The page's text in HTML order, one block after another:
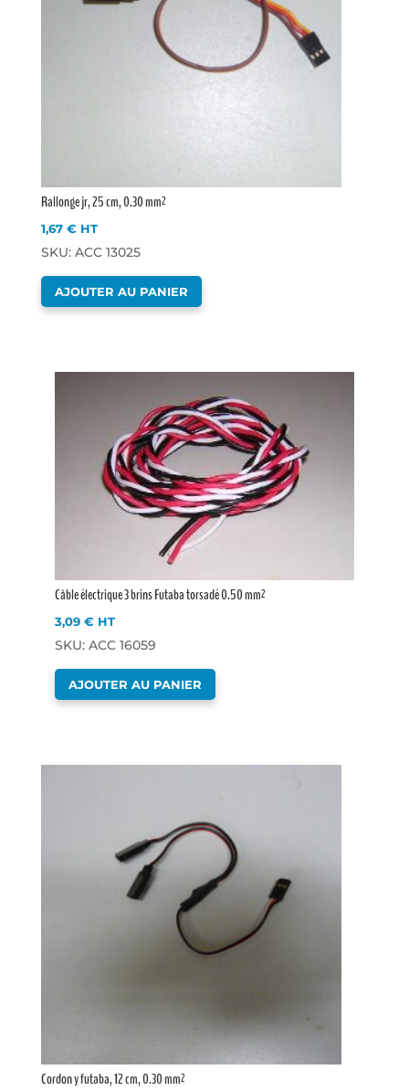
Rallonge jr, 25 cm, 0.30 mm²
1,67€ HT
SKU: ACC 13025
AJOUTER AU PANIER
Câble électrique 3 brins Futaba torsadé 0.50 mm²
3,09 € HT
SKU: ACC 16059
AJOUTER AU PANIER
Cordon y futaba, 12 cm, 0.30 mm²